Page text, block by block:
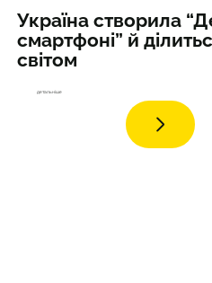
Україна створила
смартфоні” й
світом
детальніше